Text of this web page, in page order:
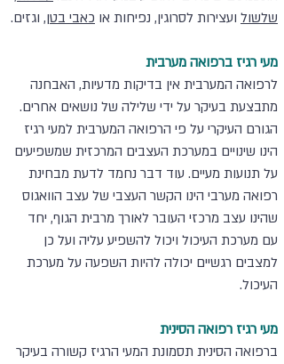
שלשול ועצירות לסרוגין, נפיחות או כאבי בטן, וגזים.
מעי רגיז ברפואה מערבית
לרפואה המערבית אין בדיקות מדעיות, האבחנה
מתבצעת בעיקר על ידי שלילה של נושאים אחרים.
הגורם העיקרי על פי הרפואה המערבית למעי רגיז
הינו שינויים במערכת העצבים המרכזית שמשפיעים
על תנועות מעיים. עוד דבר נחמד לדעת מבחינת
רפואה מערבי הינו הקשר העצבי של עצב הוואגוס
שהינו עצב מרכזי העובר לאורך מרבית הגוף, יחד
עם מערכת העיכול ויכול להשפיע עליה ועל כן
למצבים רגשיים יכולה להיות השפעה על מערכת
העיכול.
מעי רגיז רפואה הסינית
ברפואה הסינית תסמונת המעי הרגיז קשורה בעיקר